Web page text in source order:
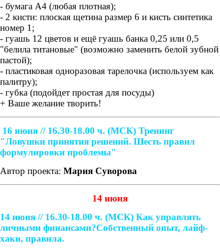
- бумага А4 (любая плотная);
- 2 кисти: плоская щетина размер 6 и кисть синтетика
номер 1;
- гуашь 12 цветов и ещё гуашь банка 0,25 или 0,5
"белила титановые" (возможно заменить белой зубной
пастой);
- пластиковая одноразовая тарелочка (используем как
палитру);
- губка (подойдет простая для посуды)
+ Ваше желание творить!
16 июня // 16.30-18.00 ч. (МСК) Тренинг
"Ловушки принятия решений. Шесть правил
формулировки проблемы"
Автор проекта: Мария Суворова
14 июня
14 июня // 16.30-18.00 ч. (МСК) Как управлять
личными финансами?Собственный опыт, лайф-
хаки, правила.